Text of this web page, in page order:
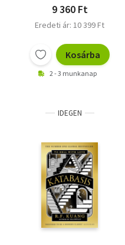
9 360 Ft
Eredeti ár: 10 399 Ft
Kosárba
2 - 3 munkanap
IDEGEN